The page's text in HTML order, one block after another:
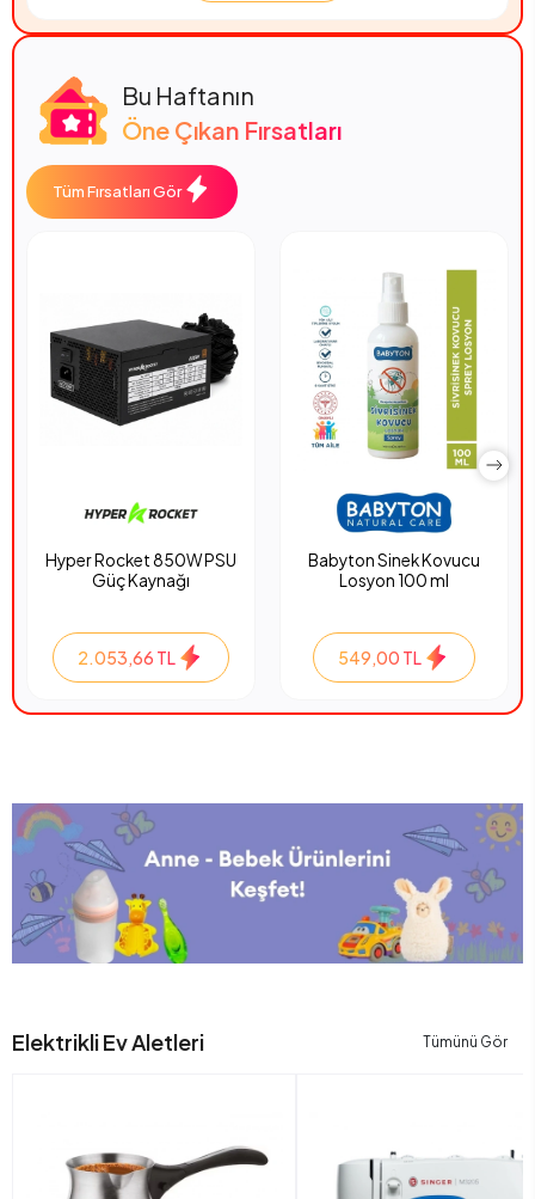
Bu Haftanın
Öne Çıkan Fırsatları
Tüm Fırsatları Gör
Hyper Rocket 850W PSU
Güç Kaynağı
2.053,66 TL
Babyton Sinek Kovucu
Losyon 100 ml
549,00 TL
Elektrikli Ev Aletleri Tümünü Gör